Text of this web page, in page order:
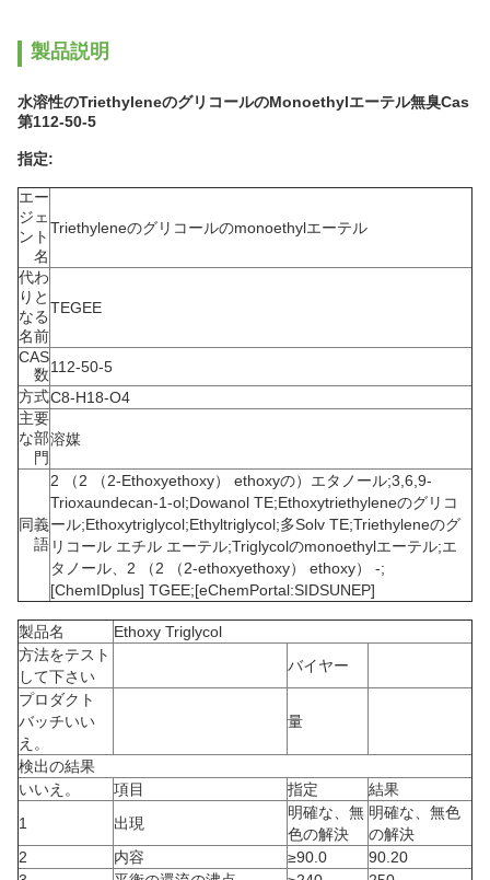
製品説明
水溶性のTriethyleneのグリコールのMonoethylエーテル無臭Cas
第112-50-5
指定:
エー
ジェ
ント
名
Triethyleneのグリコールのmonoethylエーテル
代わ
りと
なる
名前
TEGEE
CAS
数112-50-5
方式C8-H18-O4
主要
な部
門
溶媒
同義
語
2 （2 （2-Ethoxyethoxy） ethoxyの）エタノール;3,6,9-
Trioxaundecan-1-ol;Dowanol TE;Ethoxytriethyleneのグリコ
ール;Ethoxytriglycol;Ethyltriglycol;多Solv TE;Triethyleneのグ
リコール エチル エーテル;Triglycolのmonoethylエーテル;エ
タノール、2 （2 （2-ethoxyethoxy） ethoxy） -;
[ChemIDplus] TGEE;[eChemPortal:SIDSUNEP]
製品名
Ethoxy Triglycol
方法をテスト
して下さい
バイヤー
プロダクト
バッチいい
え。
量
検出の結果
いいえ。
項目 指定
結果
1
出現
明確な、無
色の解決
明確な、無色
の解決
2
内容 ≥90.0
90.20